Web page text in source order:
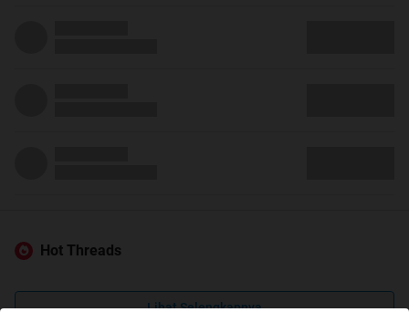
Hot Threads
Lihat Selengkapnya